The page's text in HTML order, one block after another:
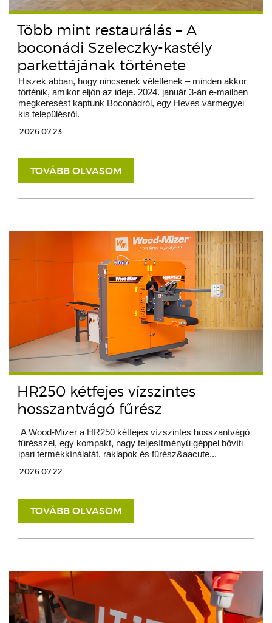
Több mint restaurálás – A
boconádi Szeleczky-kastély
parkettájának története
Hiszek abban, hogy nincsenek véletlenek – minden akkor
történik, amikor eljön az ideje. 2024. január 3-án e-mailben
megkeresést kaptunk Boconádról, egy Heves vármegyei
kis településről.
2026.07.23.
TOVÁBB OLVASOM
HR250 kétfejes vízszintes
hosszantvágó fűrész
A Wood-Mizer a HR250 kétfejes vízszintes hosszantvágó
fűrésszel, egy kompakt, nagy teljesítményű géppel bővíti
ipari termékkínálatát, raklapok és fűrész&aacute...
2026.07.22.
TOVÁBB OLVASOM